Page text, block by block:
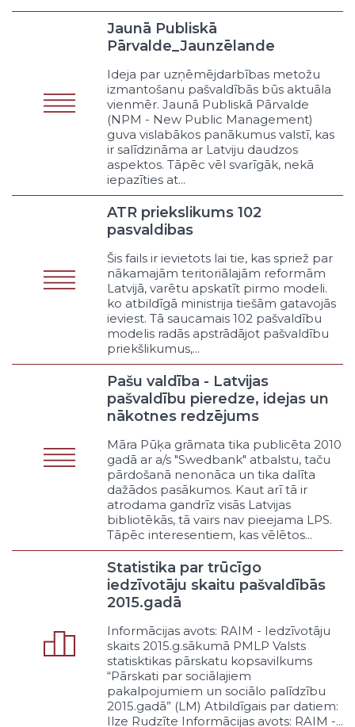
Klasifikators - Funkcijas veids
Politikas organizēšana un saturs
rezultatīvo rādītāju formulēšana
Procesa organizēšana
Deputātu darba organizēšana
Iesaistīšana
Konsultēšanās
Lobēšana
Cits politikas funkcijas veids
Pakalpojums
Budžeta finansēts individuālais
pienākuma
Budžeta finansēts individuālais
pakalpojums ar līdzdalības
pienākumu
Klienta līdzfinansēts individuālais
pakalpojums
Noteiktai mērķauditorijai pieejams
publiskais pakalpojums („service of
general interest”)
Katram pieejams publiskais
Cita veida pakalpojums
Pašvaldības vārdā
Latvijas Republikas vārdā
ES vārdā
Administrēšana
Normatīvā regulēšana
Novērošana
Saskaņošana vai atļaujas došana
Atbilstības apstiprināšana
noteiktas rīcības pieprasīšana
Sodīšana
Cits administrēšanas veids
Veicināšana
Cilvēkresursu pieejamība
Jaunā Publiskā
Pārvalde_Jaunzēlande
Ideja par uzņēmējdarbības metožu
izmantošanu pašvaldībās būs aktuāla
vienmēr. Jaunā Publiskā Pārvalde
(NPM - New Public Management)
guva vislabākos panākumus valstī, kas
ir salīdzināma ar Latviju daudzos
aspektos. Tāpēc vēl svarīgāk, nekā
iepazīties at...
ATR priekslikums 102
pasvaldibas
Šis fails ir ievietots lai tie, kas spriež par
nākamajām teritoriālajām reformām
Latvijā, varētu apskatīt pirmo modeli.
ko atbildīgā ministrija tiešām gatavojās
ieviest. Tā saucamais 102 pašvaldību
modelis radās apstrādājot pašvaldību
priekšlikumus,...
Pašu valdība - Latvijas
pašvaldību pieredze, idejas un
nākotnes redzējums
Māra Pūķa grāmata tika publicēta 2010
gadā ar a/s "Swedbank" atbalstu, taču
pārdošanā nenonāca un tika dalīta
dažādos pasākumos. Kaut arī tā ir
atrodama gandrīz visās Latvijas
bibliotēkās, tā vairs nav pieejama LPS.
Tāpēc interesentiem, kas vēlētos...
Statistika par trūcīgo
iedzīvotāju skaitu pašvaldībās
2015.gadā
Informācijas avots: RAIM - Iedzīvotāju
skaits 2015.g.sākumā PMLP Valsts
statisktikas pārskatu kopsavilkums
“Pārskati par sociālajiem
pakalpojumiem un sociālo palīdzību
2015.gadā” (LM) Atbildīgais par datiem:
Ilze Rudzīte Informācijas avots: RAIM -...